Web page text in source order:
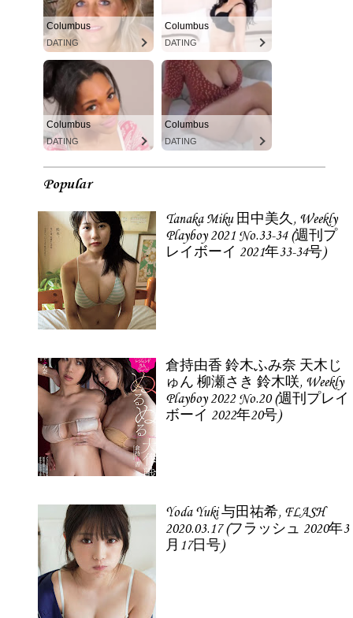
Columbus
DATING
Columbus
DATING
Columbus
DATING
Columbus
DATING
Popular
Tanaka Miku 田中美久, Weekly
Playboy 2021 No.33-34 (週刊プ
レイボーイ 2021年33-34号)
倉持由香 鈴木ふみ奈 天木じ
ゅん 柳瀬さき 鈴木咲, Weekly
Playboy 2022 No.20 (週刊プレイ
ボーイ 2022年20号)
Yoda Yuki 与田祐希, FLASH
2020.03.17 (フラッシュ 2020年3
月17日号)